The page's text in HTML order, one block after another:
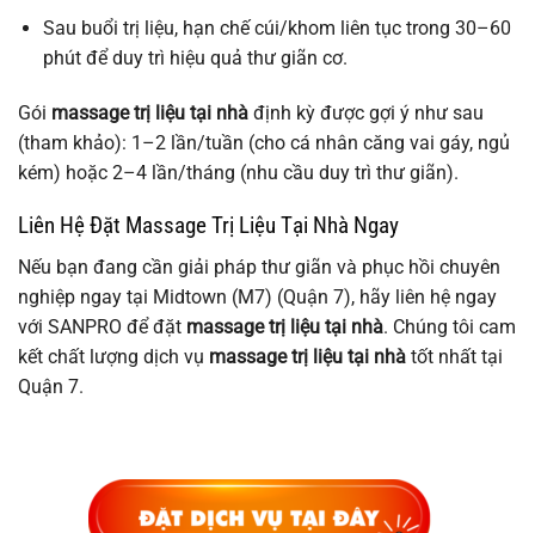
Sau buổi trị liệu, hạn chế cúi/khom liên tục trong 30–60
phút để duy trì hiệu quả thư giãn cơ.
Gói massage trị liệu tại nhà định kỳ được gợi ý như sau
(tham khảo): 1–2 lần/tuần (cho cá nhân căng vai gáy, ngủ
kém) hoặc 2–4 lần/tháng (nhu cầu duy trì thư giãn).
Liên Hệ Đặt Massage Trị Liệu Tại Nhà Ngay
Nếu bạn đang cần giải pháp thư giãn và phục hồi chuyên
nghiệp ngay tại Midtown (M7) (Quận 7), hãy liên hệ ngay
với SANPRO để đặt massage trị liệu tại nhà. Chúng tôi cam
kết chất lượng dịch vụ massage trị liệu tại nhà tốt nhất tại
Quận 7.